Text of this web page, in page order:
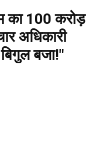
का 100 करोड़
अधिकारी
बजा!"